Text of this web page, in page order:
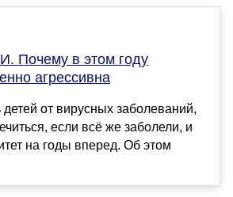
Почему в этом году
агрессивна
детей от вирусных заболеваний,
если всё же заболели, и
на годы вперед. Об этом